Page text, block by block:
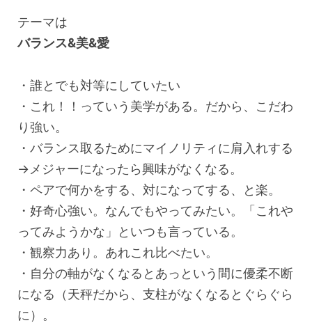
テーマは
バランス&美&愛
・誰とでも対等にしていたい
・これ！！っていう美学がある。だから、こだわ
り強い。
・バランス取るためにマイノリティに肩入れする
→メジャーになったら興味がなくなる。
・ペアで何かをする、対になってする、と楽。
・好奇心強い。なんでもやってみたい。「これや
ってみようかな」といつも言っている。
・観察力あり。あれこれ比べたい。
・自分の軸がなくなるとあっという間に優柔不断
になる（天秤だから、支柱がなくなるとぐらぐら
に）。